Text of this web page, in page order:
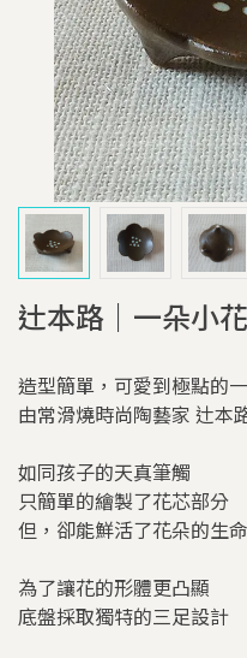
辻本路｜一朵小
造型簡單，可愛到極點的
由常滑燒時尚陶藝家 辻本
如同孩子的天真筆觸
只簡單的繪製了花芯部分
但，卻能鮮活了花朵的生
為了讓花的形體更凸顯
底盤採取獨特的三足設計